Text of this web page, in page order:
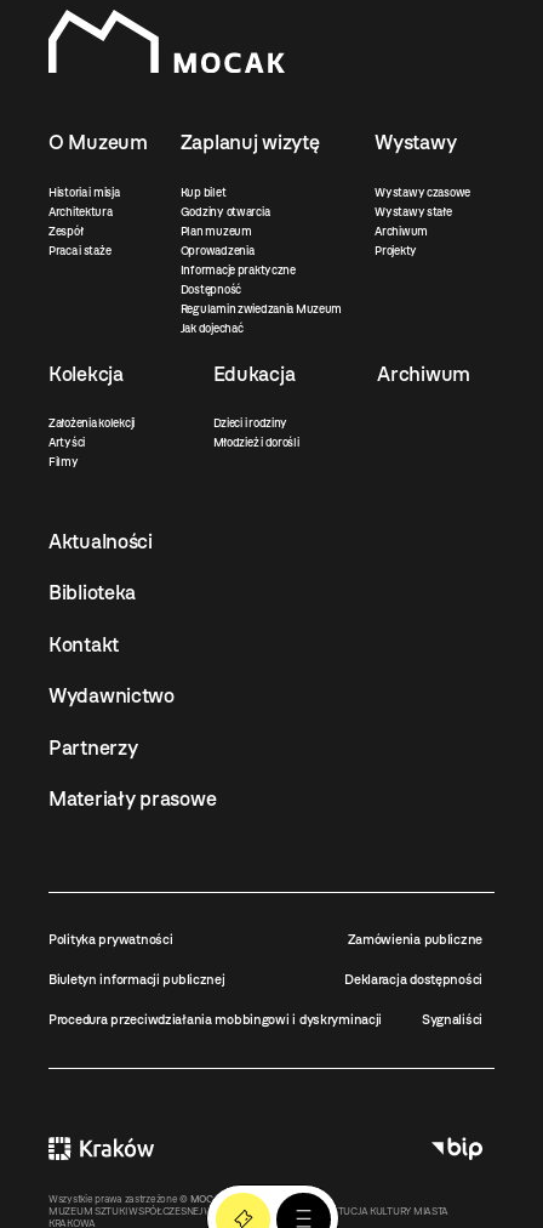
O Muzeum
Historia i misja
Architektura
Zespół
Praca i staże
Zaplanuj wizytę
Kup bilet
Godziny otwarcia
Plan muzeum
Oprowadzenia
Informacje praktyczne
Dostępność
Regulamin zwiedzania Muzeum
Jak dojechać
Wystawy
Wystawy czasowe
Wystawy stałe
Archiwum
Projekty
Kolekcja
Założenia kolekcji
Artyści
Filmy
Edukacja
Dzieci i rodziny
Młodzież i dorośli
Archiwum
Aktualności
Biblioteka
Kontakt
Wydawnictwo
Partnerzy
Materiały prasowe
Polityka prywatności Zamówienia publiczne
Biuletyn informacji publicznej Deklaracja dostępności
Procedura przeciwdziałania mobbingowi i dyskryminacji Sygnaliści
Wszystkie prawa zastrzeżone © MOCAK2011-2026
MUZEUM SZTUKI WSPÓŁCZESNEJ W KRAKOWIE MOCAK – INSTYTUCJA KULTURY MIASTA
KRAKOWA